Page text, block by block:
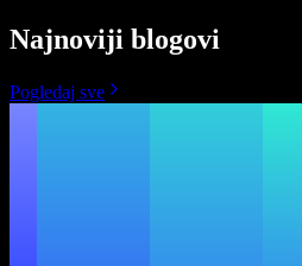
Najnoviji blogovi
Pogledaj sve